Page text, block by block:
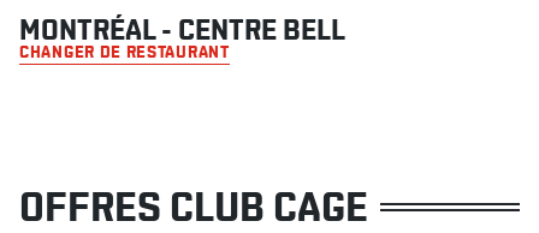
CARTES-CADEAUX
MONTRÉAL - CENTRE BELL
CHANGER DE RESTAURANT
OFFRES CLUB CAGE